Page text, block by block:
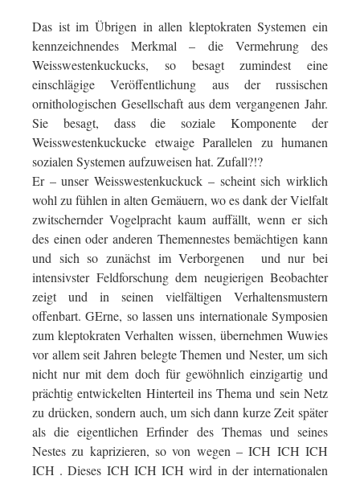
Das ist im Übrigen in allen kleptokraten Systemen ein
kennzeichnendes Merkmal – die Vermehrung des
Weisswestenkuckucks, so besagt zumindest eine
einschlägige Veröffentlichung aus der russischen
ornithologischen Gesellschaft aus dem vergangenen Jahr.
Sie besagt, dass die soziale Komponente der
Weisswestenkuckucke etwaige Parallelen zu humanen
sozialen Systemen aufzuweisen hat. Zufall?!?
Er – unser Weisswestenkuckuck – scheint sich wirklich
wohl zu fühlen in alten Gemäuern, wo es dank der Vielfalt
zwitschernder Vogelpracht kaum auffällt, wenn er sich
des einen oder anderen Themennestes bemächtigen kann
und sich so zunächst im Verborgenen und nur bei
intensivster Feldforschung dem neugierigen Beobachter
zeigt und in seinen vielfältigen Verhaltensmustern
offenbart. GErne, so lassen uns internationale Symposien
zum kleptokraten Verhalten wissen, übernehmen Wuwies
vor allem seit Jahren belegte Themen und Nester, um sich
nicht nur mit dem doch für gewöhnlich einzigartig und
prächtig entwickelten Hinterteil ins Thema und sein Netz
zu drücken, sondern auch, um sich dann kurze Zeit später
als die eigentlichen Erfinder des Themas und seines
Nestes zu kaprizieren, so von wegen – ICH ICH ICH
ICH . Dieses ICH ICH ICH wird in der internationalen